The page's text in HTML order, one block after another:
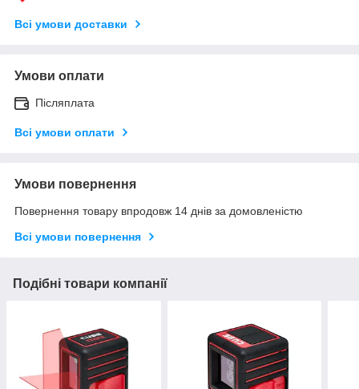
Всі умови доставки
Умови оплати
Післяплата
Всі умови оплати
Умови повернення
Повернення товару впродовж 14 днів за домовленістю
Всі умови повернення
Подібні товари компанії